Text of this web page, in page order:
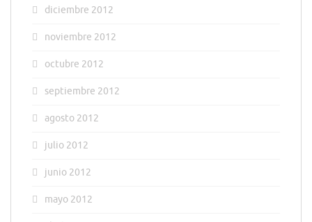
diciembre 2012
noviembre 2012
octubre 2012
septiembre 2012
agosto 2012
julio 2012
junio 2012
mayo 2012